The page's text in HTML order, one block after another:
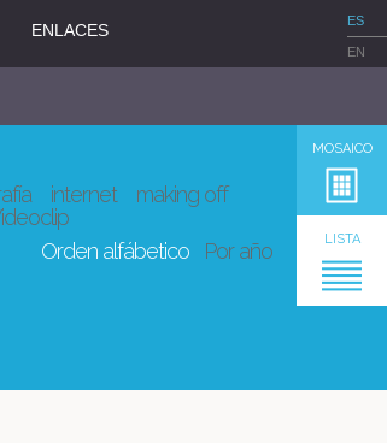
ES
EN
ENLACES
MOSAICO
LISTA
internet
making off
Orden alfábetico
Por año